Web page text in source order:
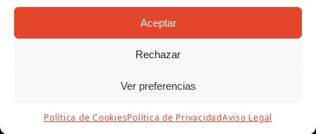
Aceptar
Rechazar
Ver preferencias
Política de CookiesPolítica de PrivacidadAviso Legal
Copyright Oficina de Turismo - Ayuntamiento de
Aviso Legal|Política de Privacidad|Política de